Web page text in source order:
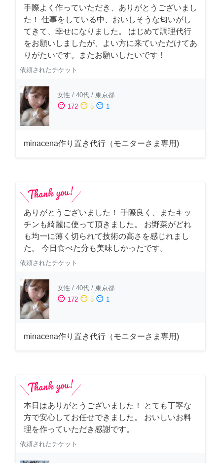
手際よく作っていただき、ありがとうございまし
た！ 仕事をしている中、おいしそうな匂いがし
てきて、幸せになりました。 はじめて調理代行
をお願いしましたが、よい方に来ていただけてあ
りがたいです。またお願いしたいです！
依頼されたチケット
女性 / 40代 / 東京都
sentiment_satisfied 172 sentiment_neutral 5 sentiment_dissatisfied 1
minacena作り置き代行（モニターさま専用)
ありがとうございました！ 手際良く、またキッ
チンも綺麗に使って頂きました。 お野菜がどれ
も均一に薄く切られて技術の高さを感じれまし
た。 今日食べた分も美味しかったです。
依頼されたチケット
女性 / 40代 / 東京都
sentiment_satisfied 172 sentiment_neutral 5 sentiment_dissatisfied 1
minacena作り置き代行（モニターさま専用)
本日はありがとうございました！ とても丁寧な
方で安心してお任せできました。 おいしいお料
理を作っていただき感謝です。
依頼されたチケット